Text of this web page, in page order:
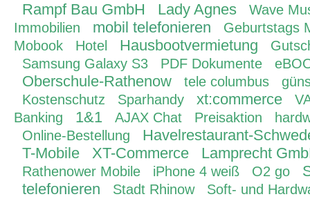
Rampf Bau GmbH Lady Agnes
Wave
Immobilien
mobil telefonieren
Geburtstags
Mobook
Hotel Hausbootvermietung
Samsung Galaxy S3
PDF Dokumente
Oberschule-Rathenow tele columbus
Kostenschutz
Sparhandy xt:commerce
Banking
1&1 AJAX Chat Preisaktion
Online-Bestellung
Havelrestaurant-
T-Mobile
XT-Commerce Lamprecht
Rathenower Mobile iPhone 4 weiß O2 go
telefonieren
Stadt Rhinow
Soft- und